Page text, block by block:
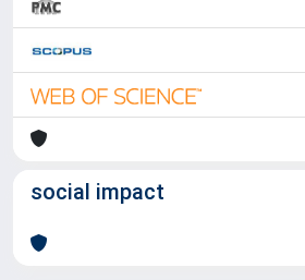
social impact